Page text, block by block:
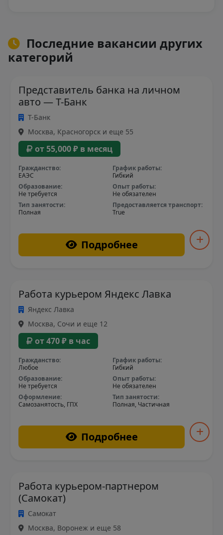
Последние вакансии других
категорий
Представитель банка на личном
авто — Т-Банк
Т-Банк
Москва, Красногорск и еще 55
от 55,000 ₽ в месяц
Гражданство:
ЕАЭС
График работы:
Гибкий
Образование:
Не требуется
Опыт работы:
Не обязателен
Тип занятости:
Полная
Предоставляется транспорт:
True
Подробнее
Работа курьером Яндекс Лавка
Яндекс Лавка
Москва, Сочи и еще 12
от 470 ₽ в час
Гражданство:
Любое
График работы:
Гибкий
Образование:
Не требуется
Опыт работы:
Не обязателен
Оформление:
Самозанятость, ГПХ
Тип занятости:
Полная, Частичная
Подробнее
Работа курьером-партнером
(Самокат)
Самокат
Москва, Воронеж и еще 58